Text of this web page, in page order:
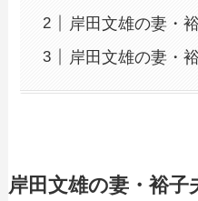
岸田文雄の妻・
岸田文雄の妻・
岸田文雄の妻・裕子